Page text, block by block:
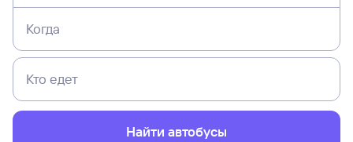
Когда
Кто едет
Найти автобусы